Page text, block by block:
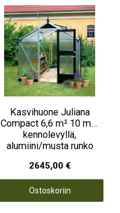
Kasvihuone Juliana
Compact 6,6 m² 10 mm
kennolevyllä,
alumiini/musta runko
2645,00 €
Ostoskoriin